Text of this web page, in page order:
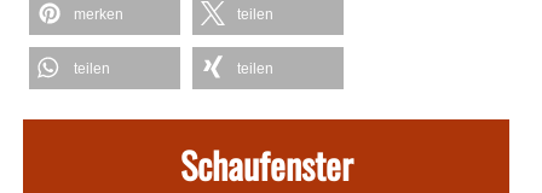
merken teilen
teilen teilen
Schaufenster